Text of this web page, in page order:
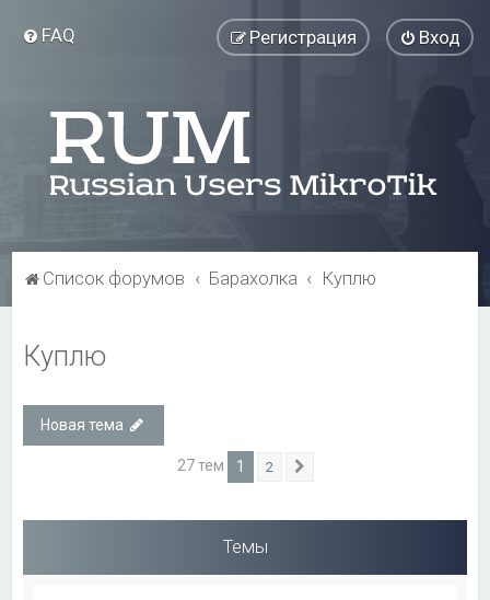
FAQ Вход
Регистрация
Список форумов Барахолка Куплю
Куплю
Новая тема
27 тем 1 2
Темы